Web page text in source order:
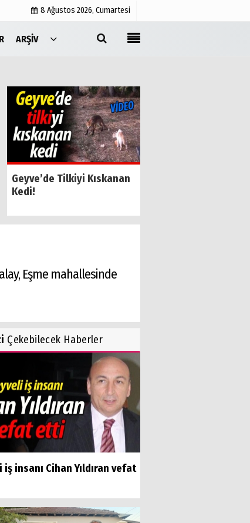
8 Ağustos 2026, Cumartesi
ARŞIV
Medyabar.com
Künye
İletişim
Geyve’de Tilkiyi Kıskanan
Kedi!
Eşme mahallesinde
Çekebilecek Haberler
iş insanı Cihan Yıldıran vefat